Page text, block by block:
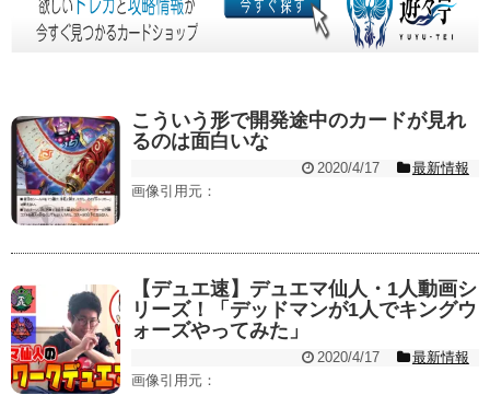
こういう形で開発途中のカードが見れ
るのは面白いな
2020/4/17
最新情報
画像引用元：
【デュエ速】デュエマ仙人・1人動画シ
リーズ！「デッドマンが1人でキングウ
ォーズやってみた」
2020/4/17
最新情報
画像引用元：